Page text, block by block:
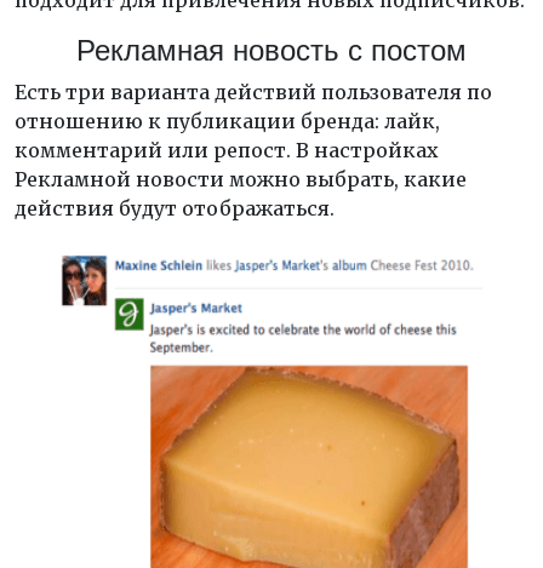
Рекламная новость с постом
Есть три варианта действий пользователя по
отношению к публикации бренда: лайк,
комментарий или репост. В настройках
Рекламной новости можно выбрать, какие
действия будут отображаться.